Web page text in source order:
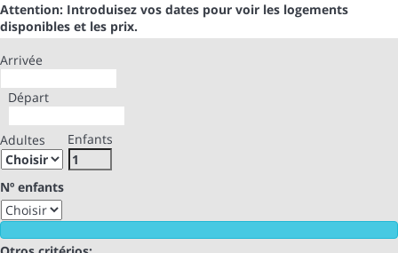
Attention: Introduisez vos dates pour voir les logements
disponibles et les prix.
Arrivée
Départ
Adultes Enfants
Nº enfants